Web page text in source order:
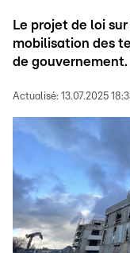
Le projet de loi
mobilisation des
de gouvernement.
Actualisé: 13.07.2025